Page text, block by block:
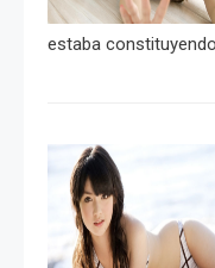
estaba